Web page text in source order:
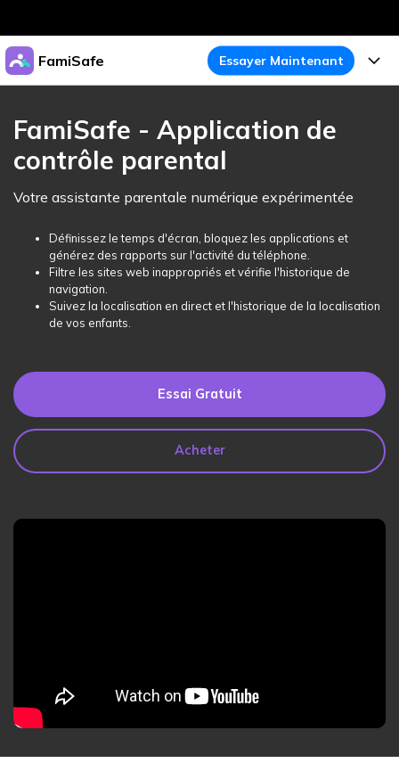
Produits phares
Utilité
Aperçu
Solutions
Actualités
Boutique
Support
FamiSafe Essayer Maintenant
FamiSafe
Protégez la Vie Numérique de Vos Enfants
Essai Gratuit
FamiSafe pour Écoles
Essai Gratuit
Fonctionnalités
Activité de l'Appareil
Service de Localisation
Blog
Traceur de Localisation
Temps d'Écran
Blocage d'Apps
Lire Plus>
Ressources
Thèmes Phares
Guide FamiSafe
Tarifs
FamiSafe - Application de
contrôle parental
Votre assistante parentale numérique expérimentée
Définissez le temps d'écran, bloquez les applications et
générez des rapports sur l'activité du téléphone.
Filtre les sites web inappropriés et vérifie l'historique de
navigation.
Suivez la localisation en direct et l'historique de la localisation
de vos enfants.
Essai Gratuit
Acheter